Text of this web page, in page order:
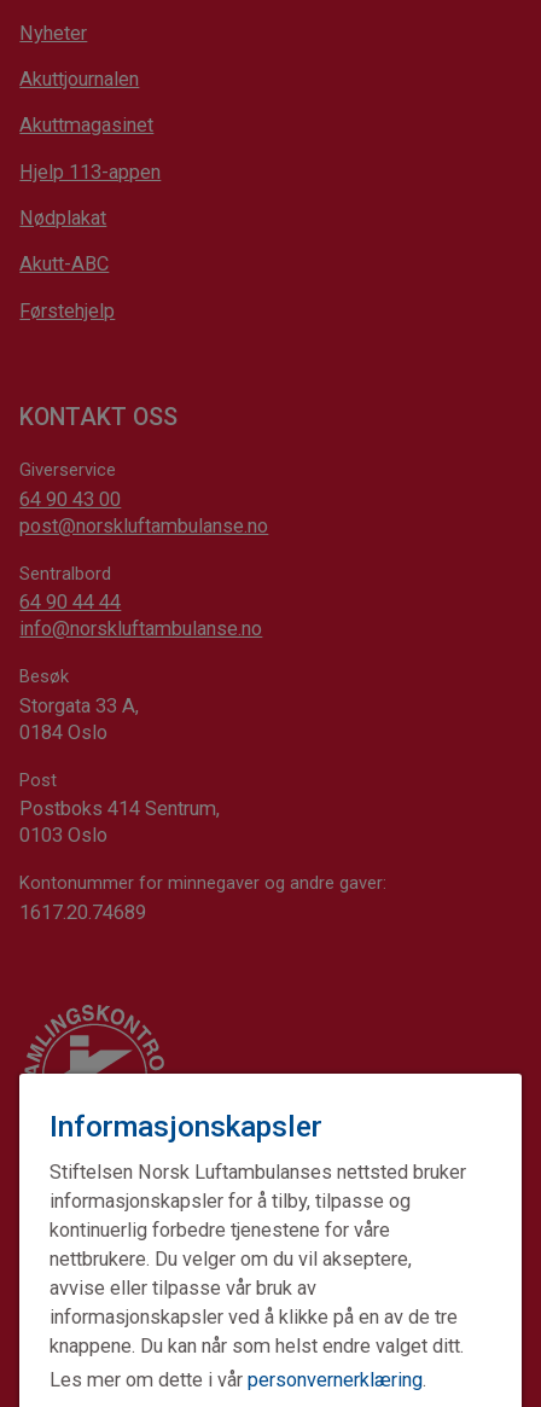
Informasjonskapsler
Stiftelsen Norsk Luftambulanses nettsted bruker
informasjonskapsler for å tilby, tilpasse og
kontinuerlig forbedre tjenestene for våre
nettbrukere. Du velger om du vil akseptere,
avvise eller tilpasse vår bruk av
informasjonskapsler ved å klikke på en av de tre
knappene. Du kan når som helst endre valget ditt.
Les mer om dette i vår personvernerklæring.
Nyheter
Akuttjournalen
Akuttmagasinet
Hjelp 113-appen
Nødplakat
Akutt-ABC
Førstehjelp
KONTAKT OSS
Giverservice
64 90 43 00
post@norskluftambulanse.no
Sentralbord
64 90 44 44
info@norskluftambulanse.no
Besøk
Storgata 33 A,
0184 Oslo
Post
Postboks 414 Sentrum,
0103 Oslo
Kontonummer for minnegaver og andre gaver:
1617.20.74689
Stiftelsen Norsk Luftambulanse er en ideell stiftelse.
Formålet er å fremme avansert prehospital akuttmedisin.
Stiftelsens datterselskap Norsk Luftambulanse Helikopter